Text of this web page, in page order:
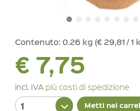
Contenuto: 0.26 kg (€ 29,81 / 1
€ 7,75
incl. IVA più costi di spedizione
Metti nel